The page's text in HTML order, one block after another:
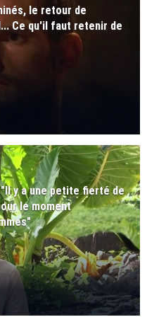
le retour de
Ce qu'il faut retenir de
y a une petite fierté de
le moment